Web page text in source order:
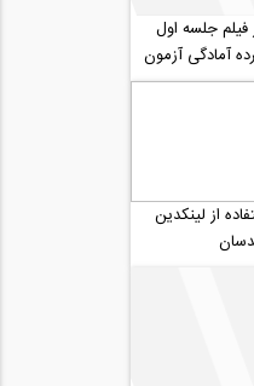
جلسه اول
آمادگی آزمون
در رشته
از لینکدین